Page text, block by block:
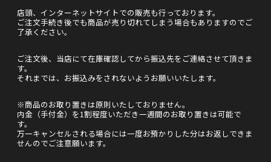
店頭、インターネットサイトでの販売も行っております。
ご注文手続き後でも商品が売り切れてしまう場合もありますのでご
了承ください。
ご注文後、当店にて在庫確認してから振込先をご連絡させて頂きま
す。
それまでは、お振込みをされないようお願いいたします。
※商品のお取り置きは原則いたしておりません。
内金（手付金）を1割程度いただき一週間のお取り置きは可能で
す。
万一キャンセルされる場合には一度お預かりした分はお返しできま
せんのでご注意願います。